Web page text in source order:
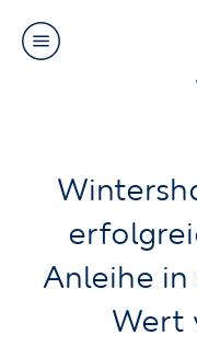
content
consentAnleihe in
Wert